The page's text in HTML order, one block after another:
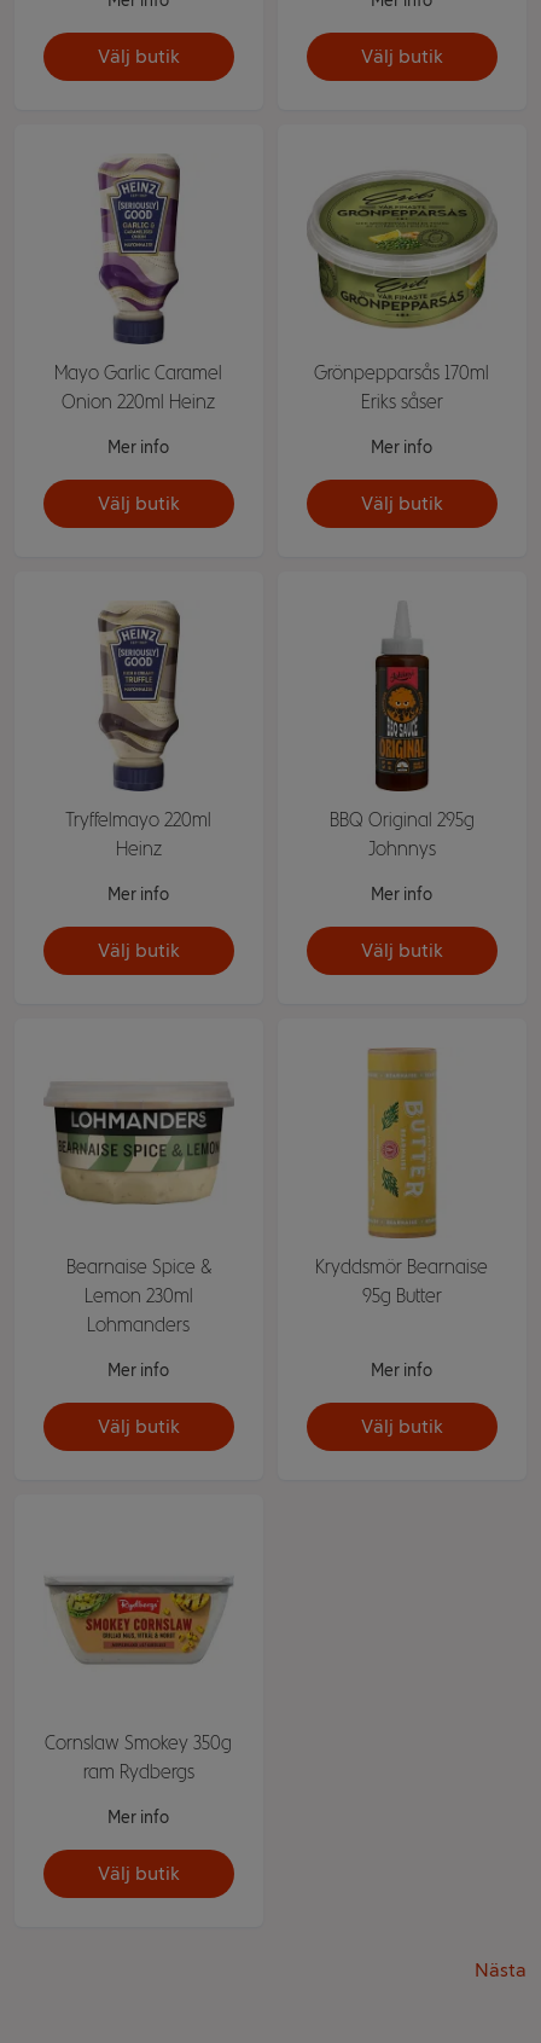
Välj butik Välj butik
Mayo Garlic Caramel
Onion 220ml Heinz
Mer info
Välj butik
Grönpepparsås 170ml
Eriks såser
Mer info
Välj butik
Tryffelmayo 220ml
Heinz
Mer info
Välj butik
BBQ Original 295g
Johnnys
Mer info
Välj butik
Bearnaise Spice &
Lemon 230ml
Lohmanders
Mer info
Välj butik
Kryddsmör Bearnaise
95g Butter
Mer info
Välj butik
Cornslaw Smokey 350g
ram Rydbergs
Mer info
Välj butik
Nästa